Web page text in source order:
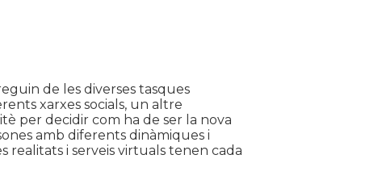
de les diverses tasques
xarxes socials, un altre
per decidir com ha de ser la nova
amb diferents dinàmiques i
realitats i serveis virtuals tenen cada